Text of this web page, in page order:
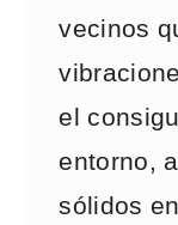
vecinos
el
entorno,
sólidos